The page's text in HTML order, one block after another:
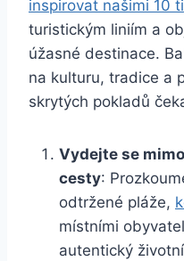
inspirovat našimi 10
turistickým liniím a
úžasné destinace.
na kulturu, tradice a
skrytých pokladů
Vydejte se
cesty:
odtržené pláže,
místními
autentický